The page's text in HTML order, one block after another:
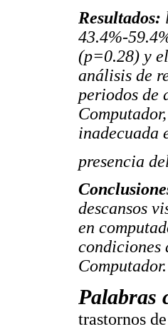
Resultados:
43.4%-
(p=0.28) y
análisis de
periodos de
inadecuada
presencia
descansos
en
condiciones
Computador.
Palabras
trastornos